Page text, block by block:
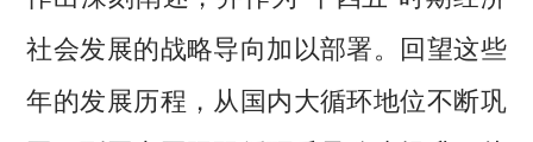
社会发展的战略导向加以部署。回望这些
年的发展历程，从国内大循环地位不断巩